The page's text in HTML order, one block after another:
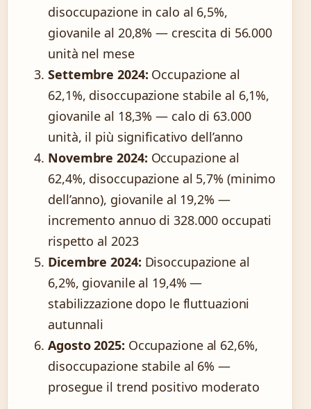
disoccupazione in calo al 6,5%,
giovanile al 20,8% — crescita di 56.000
unità nel mese
Settembre 2024: Occupazione al
62,1%, disoccupazione stabile al 6,1%,
giovanile al 18,3% — calo di 63.000
unità, il più significativo dell’anno
Novembre 2024: Occupazione al
62,4%, disoccupazione al 5,7% (minimo
dell’anno), giovanile al 19,2% —
incremento annuo di 328.000 occupati
rispetto al 2023
Dicembre 2024: Disoccupazione al
6,2%, giovanile al 19,4% —
stabilizzazione dopo le fluttuazioni
autunnali
Agosto 2025: Occupazione al 62,6%,
disoccupazione stabile al 6% —
prosegue il trend positivo moderato